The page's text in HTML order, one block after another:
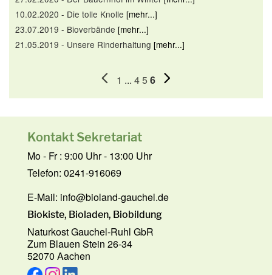
10.02.2020 - Die tolle Knolle [mehr...]
23.07.2019 - Bioverbände [mehr...]
21.05.2019 - Unsere Rinderhaltung [mehr...]
1 ... 456
Kontakt Sekretariat
Mo - Fr : 9:00 Uhr - 13:00 Uhr
Telefon: 0241-916069
E-Mail: info@bioland-gauchel.de
Biokiste, Bioladen, Biobildung
Naturkost Gauchel-Ruhl GbR
Zum Blauen Stein 26-34
52070 Aachen